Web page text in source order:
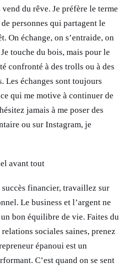
du rêve. Je préfère le terme
personnes qui partagent le
On échange, on s’entraide, on
touche du bois, mais pour le
confronté à des trolls ou à des
Les échanges sont toujours
qui me motive à continuer de
jamais à me poser des
ou sur Instagram, je
avant tout
financier, travaillez sur
Le business et l’argent ne
bon équilibre de vie. Faites du
sociales saines, prenez
épanoui est un
C’est quand on se sent